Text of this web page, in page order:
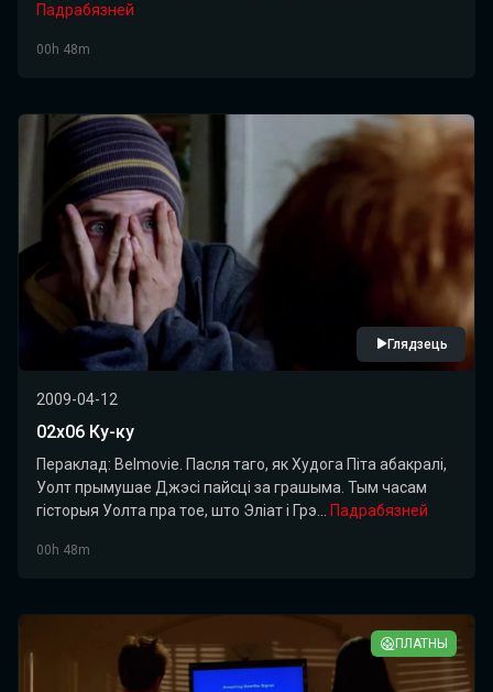
Падрабязней
00h 48m
Глядзець
2009-04-12
02x06 Ку-ку
Пераклад: Belmovie. Пасля таго, як Худога Піта абакралі,
Уолт прымушае Джэсі пайсці за грашыма. Тым часам
гісторыя Уолта пра тое, што Эліат і Грэ...
Падрабязней
00h 48m
ПЛАТНЫ